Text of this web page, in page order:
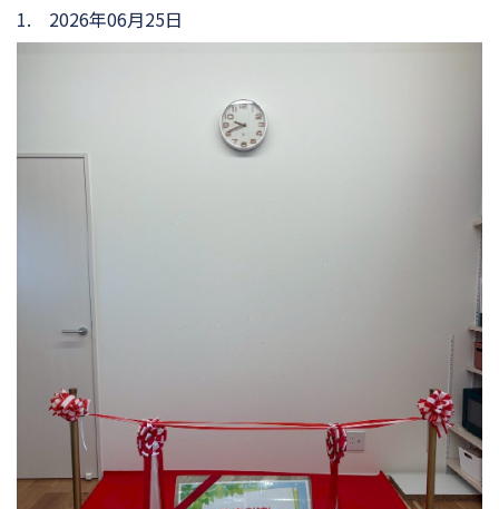
1. 2026年06月25日